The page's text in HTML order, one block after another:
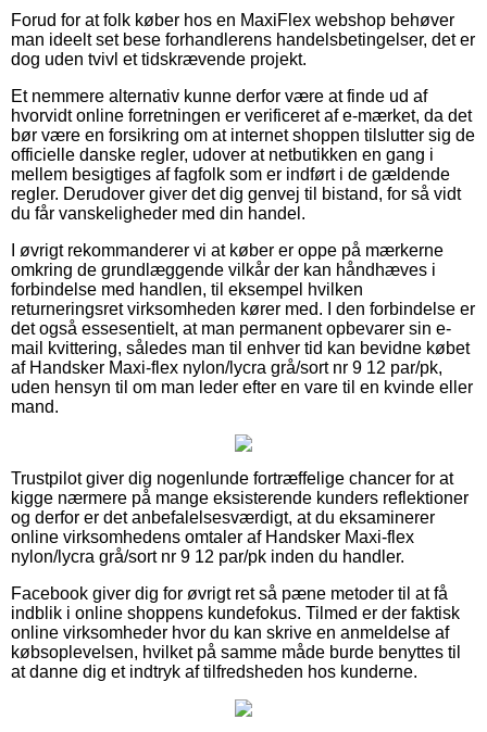
Forud for at folk køber hos en MaxiFlex webshop behøver
man ideelt set bese forhandlerens handelsbetingelser, det er
dog uden tvivl et tidskrævende projekt.
Et nemmere alternativ kunne derfor være at finde ud af
hvorvidt online forretningen er verificeret af e-mærket, da det
bør være en forsikring om at internet shoppen tilslutter sig de
officielle danske regler, udover at netbutikken en gang i
mellem besigtiges af fagfolk som er indført i de gældende
regler. Derudover giver det dig genvej til bistand, for så vidt
du får vanskeligheder med din handel.
I øvrigt rekommanderer vi at køber er oppe på mærkerne
omkring de grundlæggende vilkår der kan håndhæves i
forbindelse med handlen, til eksempel hvilken
returneringsret virksomheden kører med. I den forbindelse er
det også essesentielt, at man permanent opbevarer sin e-
mail kvittering, således man til enhver tid kan bevidne købet
af Handsker Maxi-flex nylon/lycra grå/sort nr 9 12 par/pk,
uden hensyn til om man leder efter en vare til en kvinde eller
mand.
Trustpilot giver dig nogenlunde fortræffelige chancer for at
kigge nærmere på mange eksisterende kunders reflektioner
og derfor er det anbefalelsesværdigt, at du eksaminerer
online virksomhedens omtaler af Handsker Maxi-flex
nylon/lycra grå/sort nr 9 12 par/pk inden du handler.
Facebook giver dig for øvrigt ret så pæne metoder til at få
indblik i online shoppens kundefokus. Tilmed er der faktisk
online virksomheder hvor du kan skrive en anmeldelse af
købsoplevelsen, hvilket på samme måde burde benyttes til
at danne dig et indtryk af tilfredsheden hos kunderne.